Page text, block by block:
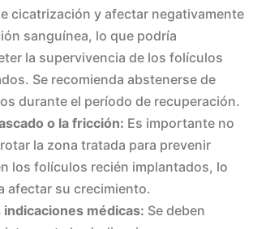
cicatrización y afectar negativamente
sanguínea, lo que podría
la supervivencia de los folículos
Se recomienda abstenerse de
durante el período de recuperación.
o la fricción: Es importante no
la zona tratada para prevenir
los folículos recién implantados, lo
afectar su crecimiento.
indicaciones médicas: Se deben